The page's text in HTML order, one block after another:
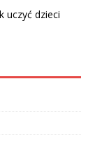
uczyć dzieci